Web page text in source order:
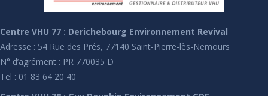
Centre VHU 77 : Derichebourg Environnement Revival
Adresse : 54 Rue des Prés, 77140 Saint-Pierre-lès-Nemours
N° d’agrément : PR 770035 D
Tel : 01 83 64 20 40